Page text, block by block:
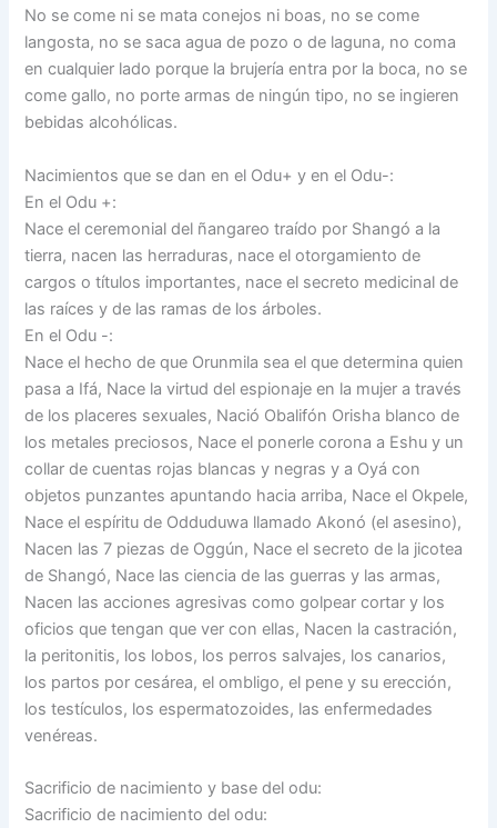
No se come ni se mata conejos ni boas, no se come
langosta, no se saca agua de pozo o de laguna, no coma
en cualquier lado porque la brujería entra por la boca, no se
come gallo, no porte armas de ningún tipo, no se ingieren
bebidas alcohólicas.
Nacimientos que se dan en el Odu+ y en el Odu-:
En el Odu +:
Nace el ceremonial del ñangareo traído por Shangó a la
tierra, nacen las herraduras, nace el otorgamiento de
cargos o títulos importantes, nace el secreto medicinal de
las raíces y de las ramas de los árboles.
En el Odu -:
Nace el hecho de que Orunmila sea el que determina quien
pasa a Ifá, Nace la virtud del espionaje en la mujer a través
de los placeres sexuales, Nació Obalifón Orisha blanco de
los metales preciosos, Nace el ponerle corona a Eshu y un
collar de cuentas rojas blancas y negras y a Oyá con
objetos punzantes apuntando hacia arriba, Nace el Okpele,
Nace el espíritu de Odduduwa llamado Akonó (el asesino),
Nacen las 7 piezas de Oggún, Nace el secreto de la jicotea
de Shangó, Nace las ciencia de las guerras y las armas,
Nacen las acciones agresivas como golpear cortar y los
oficios que tengan que ver con ellas, Nacen la castración,
la peritonitis, los lobos, los perros salvajes, los canarios,
los partos por cesárea, el ombligo, el pene y su erección,
los testículos, los espermatozoides, las enfermedades
venéreas.
Sacrificio de nacimiento y base del odu:
Sacrificio de nacimiento del odu: